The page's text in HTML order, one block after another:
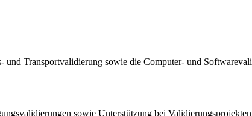
und Transportvalidierung sowie die Computer- und
sowie Unterstützung bei